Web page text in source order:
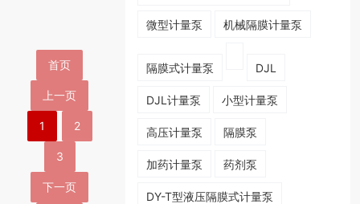
首页
上一页
1 2
3
下一页
微型计量泵 机械隔膜计量泵
隔膜式计量泵 DJL
DJL计量泵 小型计量泵
高压计量泵 隔膜泵
加药计量泵 药剂泵
DY-T型液压隔膜式计量泵